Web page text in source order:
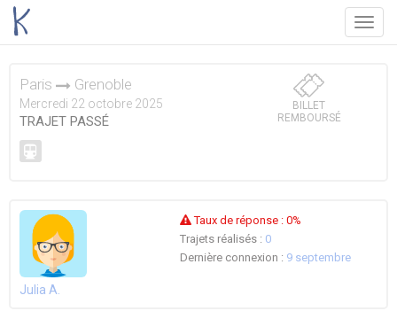
Menu
Paris Grenoble
Mercredi 22 octobre 2025
TRAJET PASSÉ
BILLET
REMBOURSÉ
Julia A.
Taux de réponse : 0%
Trajets réalisés : 0
Dernière connexion : 9 septembre